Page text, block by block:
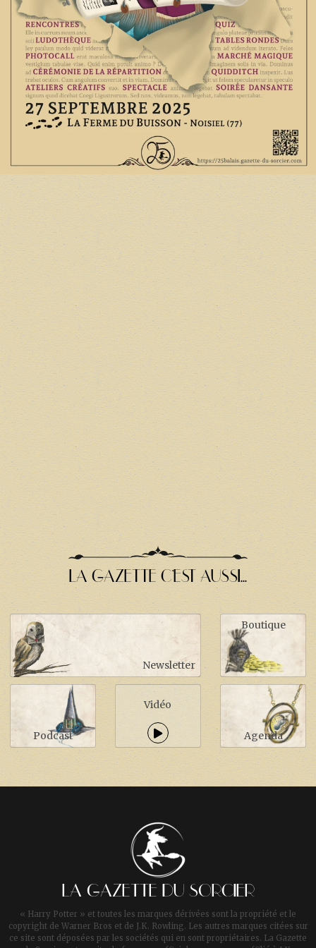
LA GAZETTE C'EST AUSSI...
Newsletter
Boutique
Podcast
Vidéo
Agenda
LA GAZETTE DU SORCIER
« Harry Potter » et toutes les marques dérivées sont la propriété et le
copyright de Warner Bros et de J.K. Rowling. Les autres marques citées sur
ce site sont déposées par les sociétés qui en sont propriétaires. La Gazette